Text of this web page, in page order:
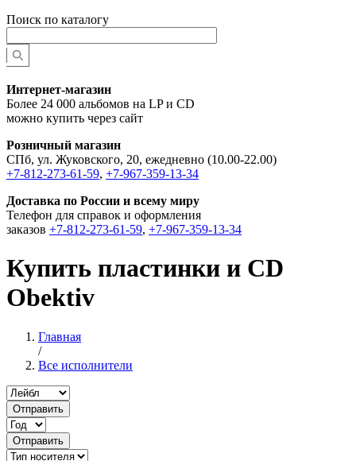
Поиск по каталогу
Интернет-магазин
Более 24 000 альбомов на LP и CD
можно купить через сайт
Розничный магазин
СПб, ул. Жуковского, 20, ежедневно (10.00-22.00)
+7-812-273-61-59, +7-967-359-13-34
Доставка по России и всему миру
Телефон для справок и оформления
заказов +7-812-273-61-59, +7-967-359-13-34
Купить пластинки и CD
Obektiv
Главная
/
Все исполнители
Отправить
Отправить